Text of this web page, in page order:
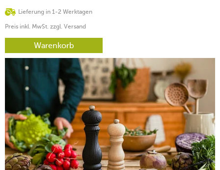
Lieferung in 1-2 Werktagen
Preis inkl. MwSt. zzgl. Versand
Warenkorb